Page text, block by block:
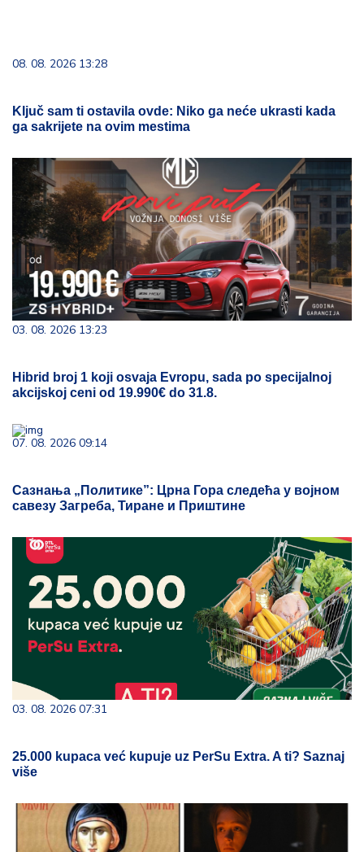
08. 08. 2026 13:28
Ključ sam ti ostavila ovde: Niko ga neće ukrasti kada
ga sakrijete na ovim mestima
03. 08. 2026 13:23
Hibrid broj 1 koji osvaja Evropu, sada po specijalnoj
akcijskoj ceni od 19.990€ do 31.8.
07. 08. 2026 09:14
Сазнања „Политике”: Црна Гора следећа у војном
савезу Загреба, Тиране и Приштине
03. 08. 2026 07:31
25.000 kupaca već kupuje uz PerSu Extra. A ti? Saznaj
više